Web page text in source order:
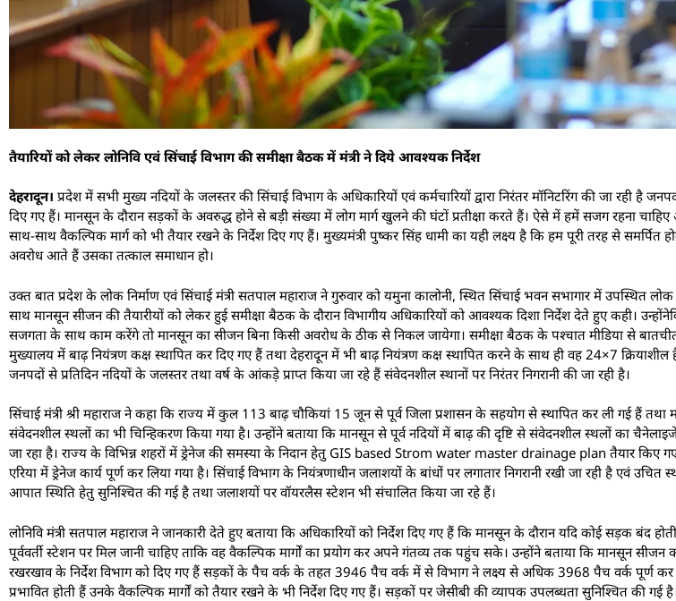
तैयारियों को लेकर लोनिवि एवं सिंचाई विभाग की समीक्षा बैठक में मंत्री ने दिये आवश्यक निर्देश
देहरादून। प्रदेश में सभी मुख्य नदियों के जलस्तर की सिंचाई विभाग के अधिकारियों एवं कर्मचारियों द्वारा निरंतर मॉनिटरिंग की जा रही है
दिए गए हैं। मानसून के दौरान सड़कों के अवरुद्ध होने से बड़ी संख्या में लोग मार्ग खुलने की घंटों प्रतीक्षा करते हैं। ऐसे में हमें सजग रहना
साथ-साथ वैकल्पिक मार्ग को भी तैयार रखने के निर्देश दिए गए हैं। मुख्यमंत्री पुष्कर सिंह धामी का यही लक्ष्य है कि हम पूरी तरह से समर्पित
अवरोध आते हैं उसका तत्काल समाधान हो।
उक्त बात प्रदेश के लोक निर्माण एवं सिंचाई मंत्री सतपाल महाराज ने गुरुवार को यमुना कालोनी, स्थित सिंचाई भवन सभागार में उपस्थित
साथ मानसून सीजन की तैयारीयों को लेकर हुई समीक्षा बैठक के दौरान विभागीय अधिकारियों को आवश्यक दिशा निर्देश देते हुए कही।
सजगता के साथ काम करेंगे तो मानसून का सीजन बिना किसी अवरोध के ठीक से निकल जायेगा। समीक्षा बैठक के पश्चात मीडिया से
मुख्यालय में बाढ़ नियंत्रण कक्ष स्थापित कर दिए गए हैं तथा देहरादून में भी बाढ़ नियंत्रण कक्ष स्थापित करने के साथ ही वह 24×7
जनपदों से प्रतिदिन नदियों के जलस्तर तथा वर्ष के आंकड़े प्राप्त किया जा रहे हैं संवेदनशील स्थानों पर निरंतर निगरानी की जा रही है।
सिंचाई मंत्री श्री महाराज ने कहा कि राज्य में कुल 113 बाढ़ चौकियां 15 जून से पूर्व जिला प्रशासन के सहयोग से स्थापित कर ली गई हैं
संवेदनशील स्थलों का भी चिन्हिकरण किया गया है। उन्होंने बताया कि मानसून से पूर्व नदियों में बाढ़ की दृष्टि से संवेदनशील स्थलों का
जा रहा है। राज्य के विभिन्न शहरों में ड्रेनेज की समस्या के निदान हेतु GIS based Strom water master drainage plan तैयार किए गए
एरिया में ड्रेनेज कार्य पूर्ण कर लिया गया है। सिंचाई विभाग के नियंत्रणाधीन जलाशयों के बांधों पर लगातार निगरानी रखी जा रही है एवं
आपात स्थिति हेतु सुनिश्चित की गई है तथा जलाशयों पर वॉयरलैस स्टेशन भी संचालित किया जा रहे हैं।
लोनिवि मंत्री सतपाल महाराज ने जानकारी देते हुए बताया कि अधिकारियों को निर्देश दिए गए हैं कि मानसून के दौरान यदि कोई सड़क बंद
पूर्ववर्ती स्टेशन पर मिल जानी चाहिए ताकि वह वैकल्पिक मार्गों का प्रयोग कर अपने गंतव्य तक पहुंच सके। उन्होंने बताया कि मानसून
रखरखाव के निर्देश विभाग को दिए गए हैं सड़कों के पैच वर्क के तहत 3946 पैच वर्क में से विभाग ने लक्ष्य से अधिक 3968 पैच वर्क पूर्ण
प्रभावित होती हैं उनके वैकल्पिक मार्गों को तैयार रखने के भी निर्देश दिए गए हैं। सड़कों पर जेसीबी की व्यापक उपलब्धता सुनिश्चित की गई